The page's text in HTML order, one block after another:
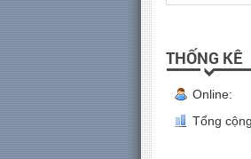
THỐNG KÊ
Online:
Tổng